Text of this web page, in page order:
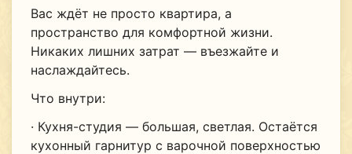
Вас ждёт не просто квартира, а
пространство для комфортной жизни.
Никаких лишних затрат — въезжайте и
наслаждайтесь.
Что внутри:
· Кухня-студия — большая, светлая. Остаётся
кухонный гарнитур с варочной поверхностью